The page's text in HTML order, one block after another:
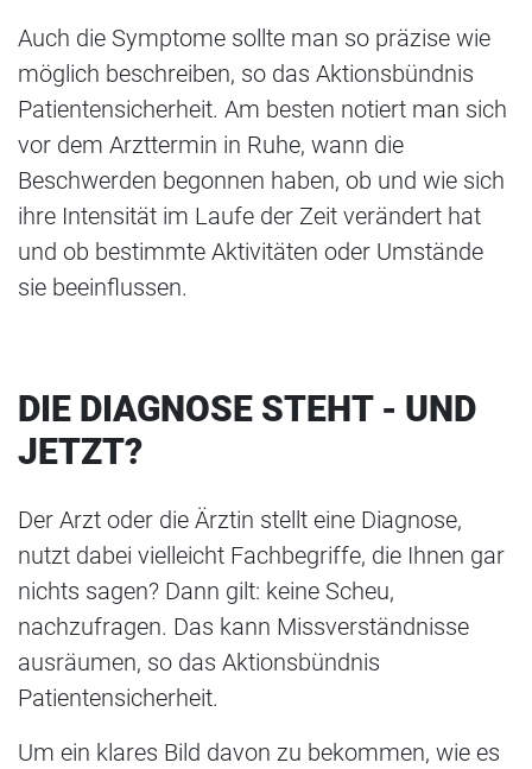
Auch die Symptome sollte man so präzise wie
möglich beschreiben, so das Aktionsbündnis
Patientensicherheit. Am besten notiert man sich
vor dem Arzttermin in Ruhe, wann die
Beschwerden begonnen haben, ob und wie sich
ihre Intensität im Laufe der Zeit verändert hat
und ob bestimmte Aktivitäten oder Umstände
sie beeinflussen.
DIE DIAGNOSE STEHT - UND
JETZT?
Der Arzt oder die Ärztin stellt eine Diagnose,
nutzt dabei vielleicht Fachbegriffe, die Ihnen gar
nichts sagen? Dann gilt: keine Scheu,
nachzufragen. Das kann Missverständnisse
ausräumen, so das Aktionsbündnis
Patientensicherheit.
Um ein klares Bild davon zu bekommen, wie es